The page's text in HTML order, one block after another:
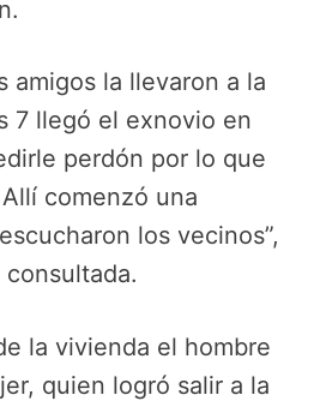
amigos la llevaron a la
7 llegó el exnovio en
perdón por lo que
comenzó una
los vecinos”,
la vivienda el hombre
quien logró salir a la